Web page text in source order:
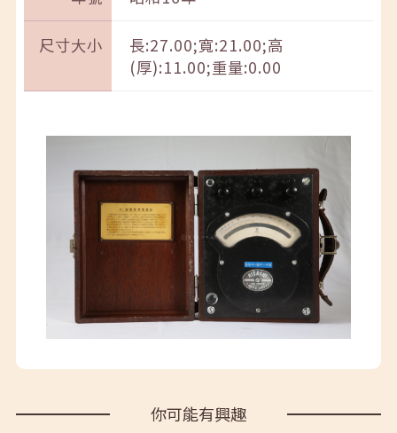
尺寸大小
長:27.00;寬:21.00;高
(厚):11.00;重量:0.00
你可能有興趣